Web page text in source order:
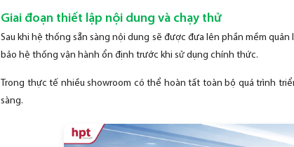
Giai đoạn thiết lập nội dung và chạy thử
Sau khi hệ thống sẵn sàng nội dung sẽ được đưa lên phần mềm
bảo hệ thống vận hành ổn định trước khi sử dụng chính thức.
Trong thực tế nhiều showroom có thể hoàn tất toàn bộ quá trình
sàng.